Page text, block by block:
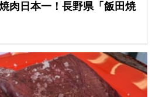
肉日本一！長野県「飯田焼